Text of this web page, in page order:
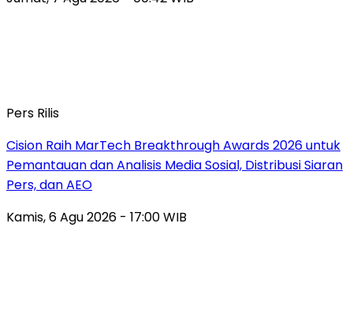
Pers Rilis
Cision Raih MarTech Breakthrough Awards 2026 untuk
Pemantauan dan Analisis Media Sosial, Distribusi Siaran
Pers, dan AEO
Kamis, 6 Agu 2026 - 17:00 WIB